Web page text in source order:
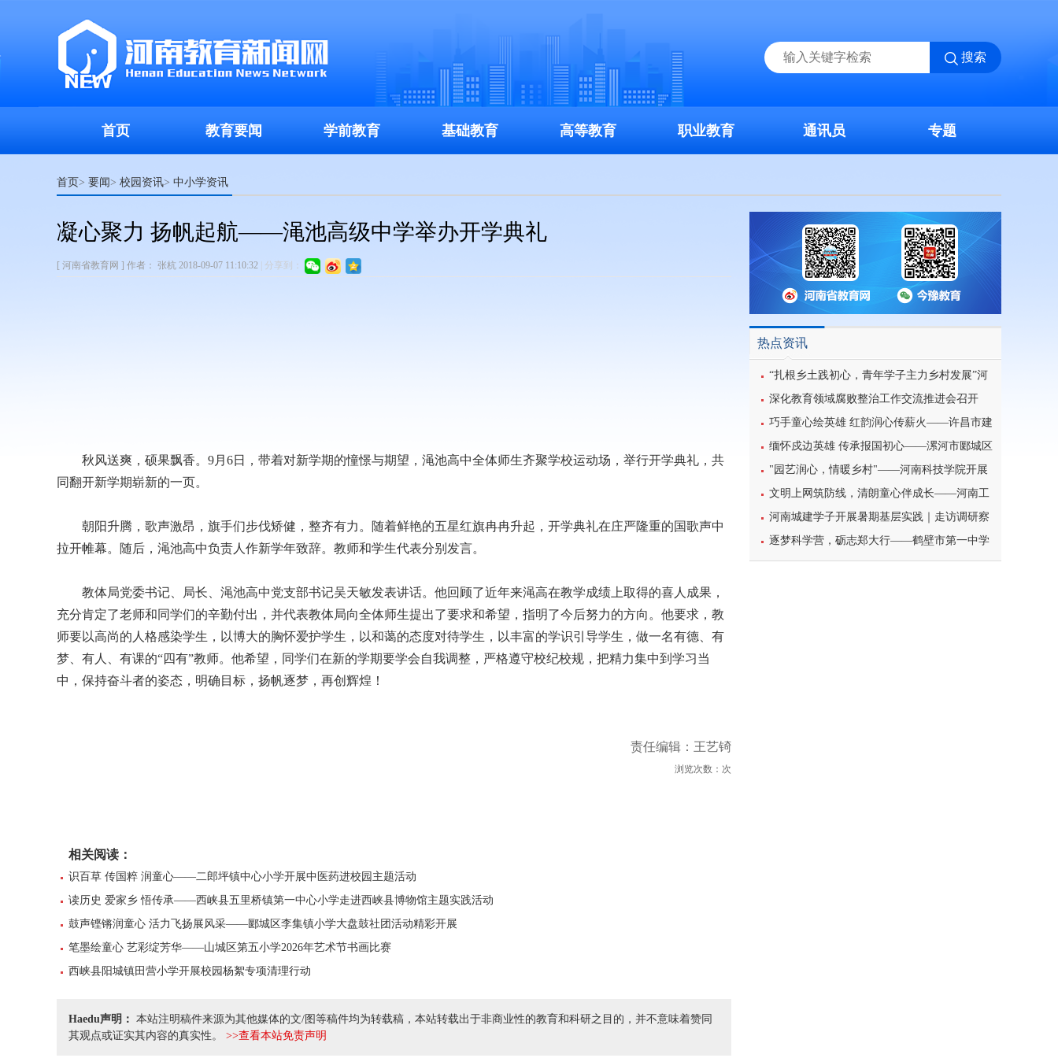
搜索
首页 教育要闻 学前教育 基础教育 高等教育 职业教育 通讯员 专题
首页> 要闻> 校园资讯> 中小学资讯
热点资讯
“扎根乡土践初心，青年学子主力乡村发展”河
南科技学院暑期三下乡
深化教育领域腐败整治工作交流推进会召开
巧手童心绘英雄 红韵润心传薪火——许昌市建
设路小学二年级主题活动
缅怀戍边英雄 传承报国初心——漯河市郾城区
东街小学开展八一建军节主题特色教育活动
"园艺润心，情暖乡村"——河南科技学院开展
暑期三下乡心理健康宣讲活动
文明上网筑防线，清朗童心伴成长——河南工
业大学北斗星筑梦志愿服务团队开展科普主题实
践课堂
河南城建学子开展暑期基层实践｜走访调研察
民情，反诈宣传护平安
逐梦科学营，砺志郑大行——鹤壁市第一中学
学子参加2026年郑州大学高校科学营研学之旅纪
凝心聚力 扬帆起航——渑池高级中学举办开学典礼
[ 河南省教育网 ] 作者： 张杭 2018-09-07 11:10:32 分享到：
秋风送爽，硕果飘香。9月6日，带着对新学期的憧憬与期望，渑池高中全体师生齐聚学校运动场，举行开学典礼，共
同翻开新学期崭新的一页。
朝阳升腾，歌声激昂，旗手们步伐矫健，整齐有力。随着鲜艳的五星红旗冉冉升起，开学典礼在庄严隆重的国歌声中
拉开帷幕。随后，渑池高中负责人作新学年致辞。教师和学生代表分别发言。
教体局党委书记、局长、渑池高中党支部书记吴天敏发表讲话。他回顾了近年来渑高在教学成绩上取得的喜人成果，
充分肯定了老师和同学们的辛勤付出，并代表教体局向全体师生提出了要求和希望，指明了今后努力的方向。他要求，教
师要以高尚的人格感染学生，以博大的胸怀爱护学生，以和蔼的态度对待学生，以丰富的学识引导学生，做一名有德、有
梦、有人、有课的“四有”教师。他希望，同学们在新的学期要学会自我调整，严格遵守校纪校规，把精力集中到学习当
中，保持奋斗者的姿态，明确目标，扬帆逐梦，再创辉煌！
责任编辑：王艺锜
浏览次数： 次
相关阅读：
识百草 传国粹 润童心——二郎坪镇中心小学开展中医药进校园主题活动
读历史 爱家乡 悟传承——西峡县五里桥镇第一中心小学走进西峡县博物馆主题实践活动
鼓声铿锵润童心 活力飞扬展风采——郾城区李集镇小学大盘鼓社团活动精彩开展
笔墨绘童心 艺彩绽芳华——山城区第五小学2026年艺术节书画比赛
西峡县阳城镇田营小学开展校园杨絮专项清理行动
Haedu声明： 本站注明稿件来源为其他媒体的文/图等稿件均为转载稿，本站转载出于非商业性的教育和科研之目的，并不意味着赞同
其观点或证实其内容的真实性。 >>查看本站免责声明